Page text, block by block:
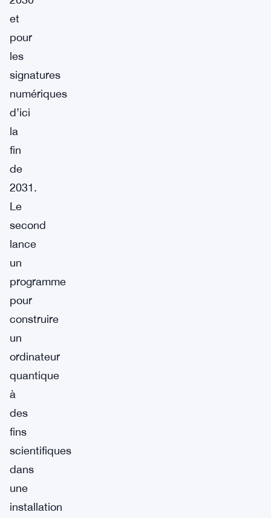
et
pour
les
signatures
numériques
d’ici
la
fin
de
2031.
Le
second
lance
un
programme
pour
construire
un
ordinateur
quantique
à
des
fins
scientifiques
dans
une
installation